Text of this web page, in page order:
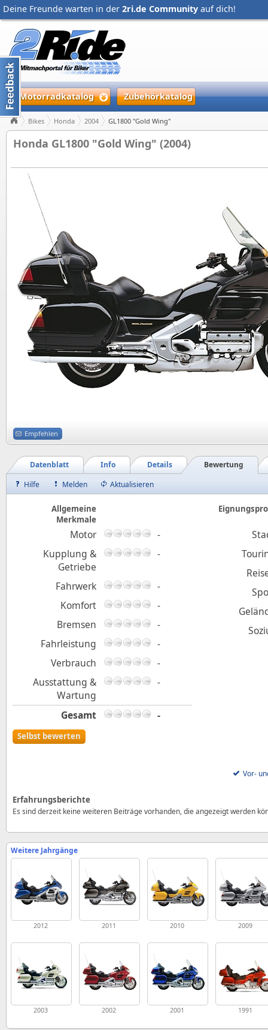
Deine Freunde warten in der 2ri.de Community auf dich!
Motorradkatalog Zubehörkatalog
Bikes Honda 2004 GL1800 "Gold Wing"
Honda GL1800 "Gold Wing" (2004)
Empfehlen
Bewertung
Details
Info
Datenblatt
Hilfe
Melden Aktualisieren
Allgemeine
Merkmale
Motor
-
Kupplung &
Getriebe
-
Fahrwerk
-
Komfort
-
Bremsen
-
Fahrleistung
-
Verbrauch
-
Ausstattung &
Wartung
-
Gesamt -
Selbst bewerten
Vor-
Erfahrungsberichte
Es sind derzeit keine weiteren Beiträge vorhanden, die angezeigt werden
Weitere Jahrgänge
2012 2011 2010 2009
2003 2002 2001 1991